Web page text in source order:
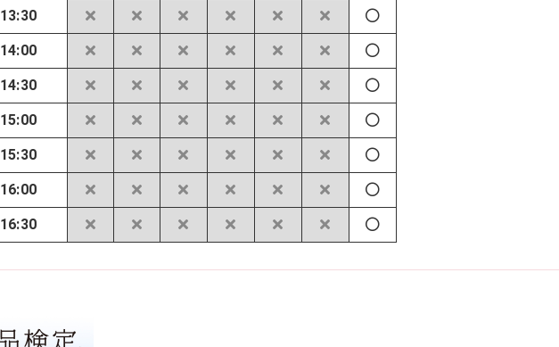
13:30
14:00
14:30
15:00
15:30
16:00
16:30